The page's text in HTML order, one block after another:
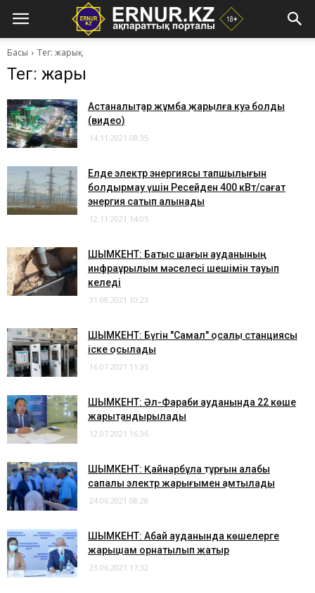
Басы Тег: жарық
Тег: жарық
Астаналықтар жұмбақ жарқылға куә болды
(видео)
14.11.2021 08:35
Елде электр энергиясы тапшылығын
болдырмау үшін Ресейден 400 кВт/сағат
энергия сатып алынады
12.11.2021 14:05
ШЫМКЕНТ: Батыс шағын ауданының
инфрақұрылым мәселесі шешімін тауып
келеді
31.08.2021 10:23
ШЫМКЕНТ: Бүгін "Самал" қосалқы станциясы
іске қосылады
16.07.2021 11:35
ШЫМКЕНТ: Әл-Фараби ауданында 22 көше
жарықтандырылады
12.07.2021 16:36
ШЫМКЕНТ: Қайнарбұлақ тұрғын алабы
сапалы электр жарығымен қамтылады
24.06.2021 08:28
ШЫМКЕНТ: Абай ауданында көшелерге
жарықшам орнатылып жатыр
23.06.2021 17:32